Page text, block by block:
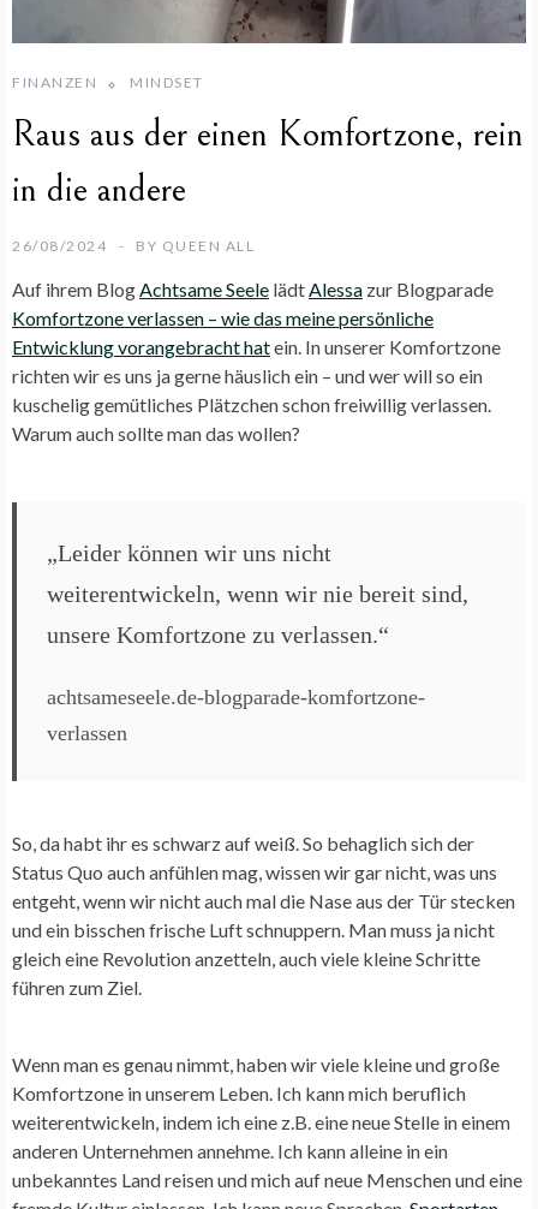
FINANZEN MINDSET
Raus aus der einen Komfortzone, rein
in die andere
26/08/2024 BY QUEEN ALL
Auf ihrem Blog Achtsame Seele lädt Alessa zur Blogparade
Komfortzone verlassen – wie das meine persönliche
Entwicklung vorangebracht hatein. In unserer Komfortzone
richten wir es uns ja gerne häuslich ein – und wer will so ein
kuschelig gemütliches Plätzchen schon freiwillig verlassen.
Warum auch sollte man das wollen?
„Leider können wir uns nicht
weiterentwickeln, wenn wir nie bereit sind,
unsere Komfortzone zu verlassen.“
achtsameseele.de-blogparade-komfortzone-
verlassen
So, da habt ihr es schwarz auf weiß. So behaglich sich der
Status Quo auch anfühlen mag, wissen wir gar nicht, was uns
entgeht, wenn wir nicht auch mal die Nase aus der Tür stecken
und ein bisschen frische Luft schnuppern. Man muss ja nicht
gleich eine Revolution anzetteln, auch viele kleine Schritte
führen zum Ziel.
Wenn man es genau nimmt, haben wir viele kleine und große
Komfortzone in unserem Leben. Ich kann mich beruflich
weiterentwickeln, indem ich eine z.B. eine neue Stelle in einem
anderen Unternehmen annehme. Ich kann alleine in ein
unbekanntes Land reisen und mich auf neue Menschen und eine